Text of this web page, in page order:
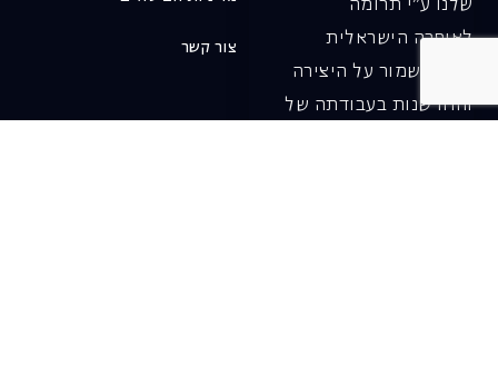
שלנו ע"י תרומה
לאופרה הישראלית
ובכך לשמור על היצירה
והחדשנות בעבודתה של
צור קשר